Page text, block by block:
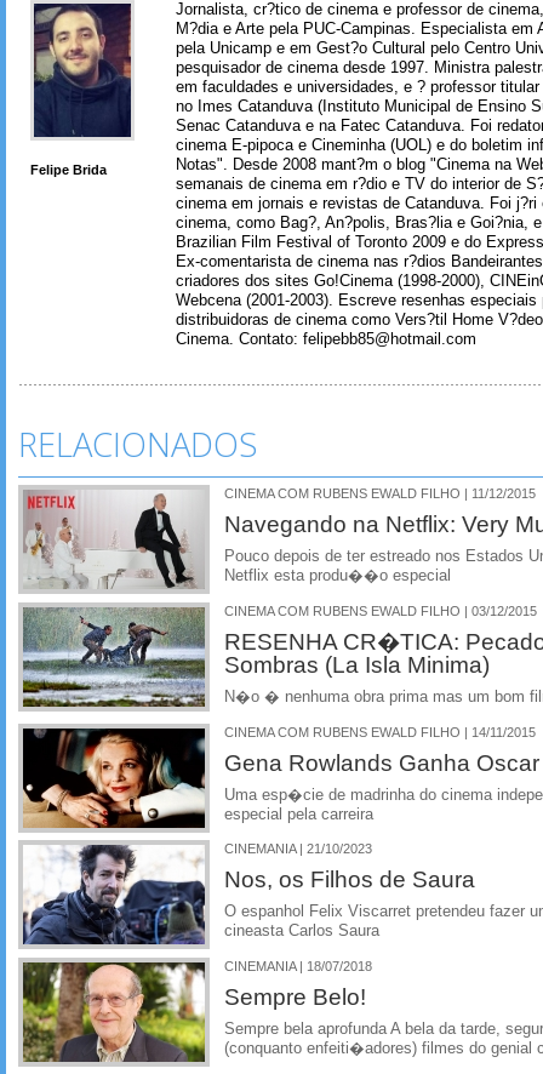
Felipe Brida
Jornalista, cr?tico de cinema e professor de
M?dia e Arte pela PUC-Campinas. Especialista em
pela Unicamp e em Gest?o Cultural pelo Centro
pesquisador de cinema desde 1997. Ministra
em faculdades e universidades, e ? professor
no Imes Catanduva (Instituto Municipal de Ensino
Senac Catanduva e na Fatec Catanduva. Foi
cinema E-pipoca e Cineminha (UOL) e do boletim
Notas". Desde 2008 mant?m o blog "Cinema na
semanais de cinema em r?dio e TV do interior de
cinema em jornais e revistas de Catanduva. Foi
cinema, como Bag?, An?polis, Bras?lia e Goi?nia,
Brazilian Film Festival of Toronto 2009 e do
Ex-comentarista de cinema nas r?dios
criadores dos sites Go!Cinema (1998-2000),
Webcena (2001-2003). Escreve resenhas especiais
distribuidoras de cinema como Vers?til Home
Cinema. Contato: felipebb85@hotmail.com
RELACIONADOS
CINEMA COM RUBENS EWALD FILHO | 11/12/2015
Navegando na Netflix: Very
Pouco depois de ter estreado nos Estados
Netflix esta produ��o especial
CINEMA COM RUBENS EWALD FILHO | 03/12/2015
RESENHA CR�TICA:
Sombras (La Isla Minima)
N�o � nenhuma obra prima mas um bom
CINEMA COM RUBENS EWALD FILHO | 14/11/2015
Gena Rowlands Ganha
Uma esp�cie de madrinha do cinema
especial pela carreira
CINEMANIA | 21/10/2023
Nos, os Filhos de Saura
O espanhol Felix Viscarret pretendeu fazer
cineasta Carlos Saura
CINEMANIA | 18/07/2018
Sempre Belo!
Sempre bela aprofunda A bela da tarde,
(conquanto enfeiti�adores) filmes do genial